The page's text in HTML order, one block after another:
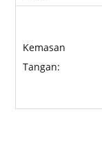
Kemasan
Tangan: